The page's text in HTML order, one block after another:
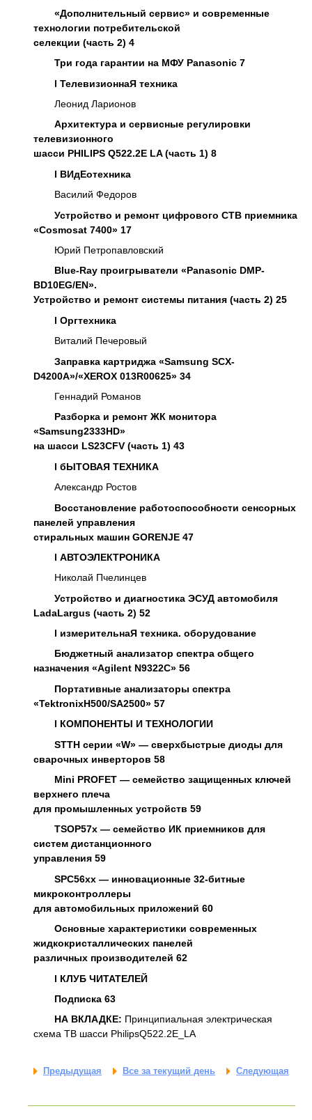
«Дополнительный сервис» и современные
технологии потребительской
селекции (часть 2) 4
Три года гарантии на МФУ Panasonic 7
l ТелевизионнаЯ техника
Леонид Ларионов
Архитектура и сервисные регулировки
телевизионного
шасси PHILIPS Q522.2E LA (часть 1) 8
l ВИдЕотехника
Василий Федоров
Устройство и ремонт цифрового СТВ приемника
«Cosmosat 7400» 17
Юрий Петропавловский
Blue-Ray проигрыватели «Panasonic DMP-
BD10EG/EN».
Устройство и ремонт системы питания (часть 2) 25
l Оргтехника
Виталий Печеровый
Заправка картриджа «Samsung SCX-
D4200A»/«XEROX 013R00625» 34
Геннадий Романов
Разборка и ремонт ЖК монитора
«Samsung2333HD»
на шасси LS23CFV (часть 1) 43
l бЫТОВАЯ ТЕХНИКА
Александр Ростов
Восстановление работоспособности сенсорных
панелей управления
стиральных машин GORENJE 47
l АВТОЭЛЕКТРОНИКА
Николай Пчелинцев
Устройство и диагностика ЭСУД автомобиля
LadaLargus (часть 2) 52
l измерительнаЯ техника. оборудование
Бюджетный анализатор спектра общего
назначения «Agilent N9322C» 56
Портативные анализаторы спектра
«TektronixH500/SA2500» 57
l КОМПОНЕНТЫ И ТЕХНОЛОГИИ
STTH серии «W» — сверхбыстрые диоды для
сварочных инверторов 58
Mini PROFET — семейство защищенных ключей
верхнего плеча
для промышленных устройств 59
TSOP57x — семейство ИК приемников для
систем дистанционного
управления 59
SPC56xx — инновационные 32-битные
микроконтроллеры
для автомобильных приложений 60
Основные характеристики современных
жидкокристаллических панелей
различных производителей 62
l КЛУБ ЧИТАТЕЛЕЙ
Подписка 63
НА ВКЛАДКЕ: Принципиальная электрическая
схема ТВ шасси PhilipsQ522.2E_LA
Предыдущая Все за текущий день Следующая